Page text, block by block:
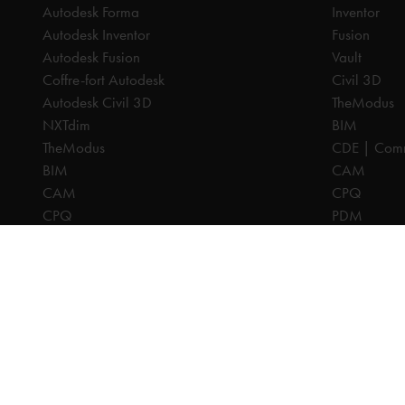
Autodesk Forma
Autodesk Inventor
Autodesk Fusion
Coffre-fort Autodesk
Autodesk Civil 3D
NXTdim
TheModus
BIM
CAM
CPQ
Inventor
Fusion
Vault
Civil 3D
TheModus
BIM
CDE |
CAM
CPQ
PDM